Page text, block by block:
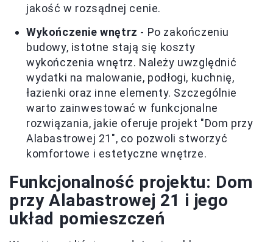
jakość w rozsądnej cenie.
Wykończenie wnętrz - Po zakończeniu
budowy, istotne stają się koszty
wykończenia wnętrz. Należy uwzględnić
wydatki na malowanie, podłogi, kuchnię,
łazienki oraz inne elementy. Szczególnie
warto zainwestować w funkcjonalne
rozwiązania, jakie oferuje projekt "Dom przy
Alabastrowej 21", co pozwoli stworzyć
komfortowe i estetyczne wnętrze.
Funkcjonalność projektu: Dom
przy Alabastrowej 21 i jego
układ pomieszczeń